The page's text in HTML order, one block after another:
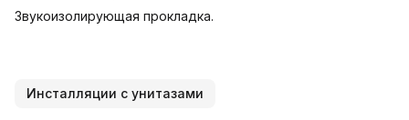
Звукоизолирующая прокладка.
Инсталляции с унитазами